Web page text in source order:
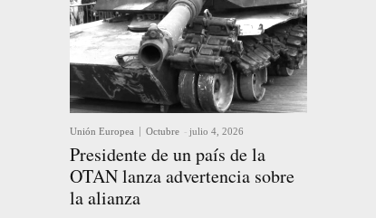
Unión Europea Octubre - julio 4, 2026
Presidente de un país de la
OTAN lanza advertencia sobre
la alianza